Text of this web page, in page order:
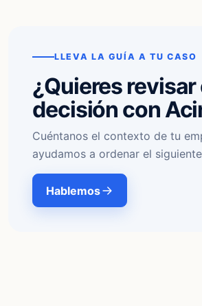
LLEVA LA GUÍA A TU CASO
¿Quieres revisar
decisión con
Cuéntanos el contexto de tu
ayudamos a ordenar el
Hablemos